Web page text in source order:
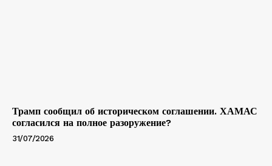
Трамп сообщил об историческом соглашении. ХАМАС
согласился на полное разоружение?
31/07/2026